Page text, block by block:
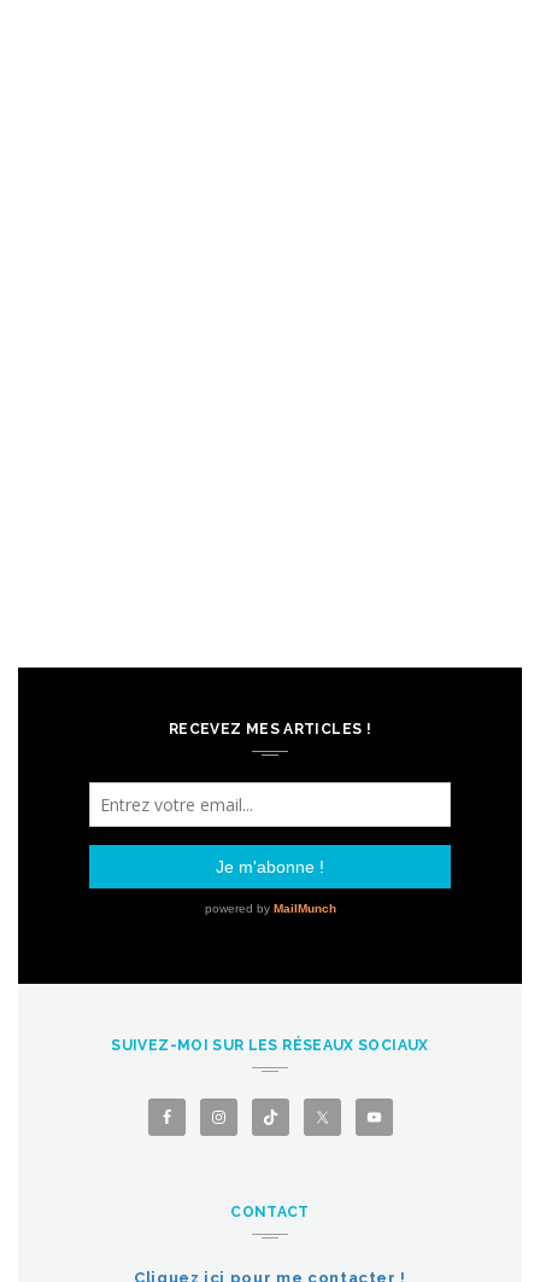
RECEVEZ MES ARTICLES !
SUIVEZ-MOI SUR LES RÉSEAUX SOCIAUX
CONTACT
Cliquez ici pour me contacter !